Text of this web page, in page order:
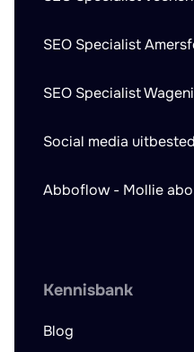
SEO Specialist
SEO Specialist
Social media
Abboflow - Mollie
Kennisbank
Blog